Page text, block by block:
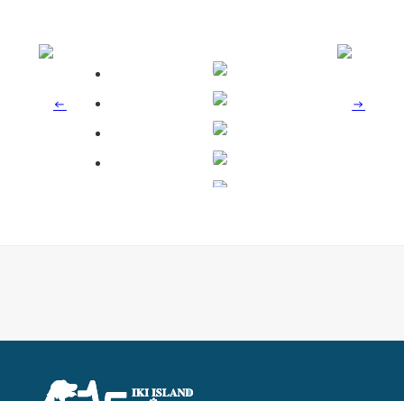
糞便検査
超音波検査